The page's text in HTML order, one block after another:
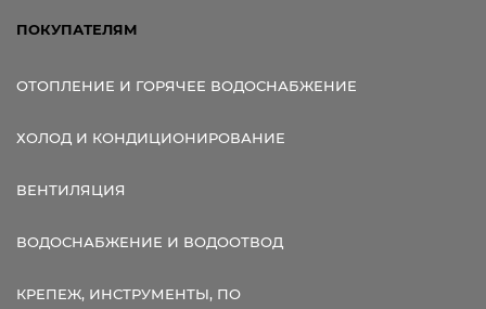
ПОКУПАТЕЛЯМ
ОТОПЛЕНИЕ И ГОРЯЧЕЕ ВОДОСНАБЖЕНИЕ
ХОЛОД И КОНДИЦИОНИРОВАНИЕ
ВЕНТИЛЯЦИЯ
ВОДОСНАБЖЕНИЕ И ВОДООТВОД
КРЕПЕЖ, ИНСТРУМЕНТЫ, ПО